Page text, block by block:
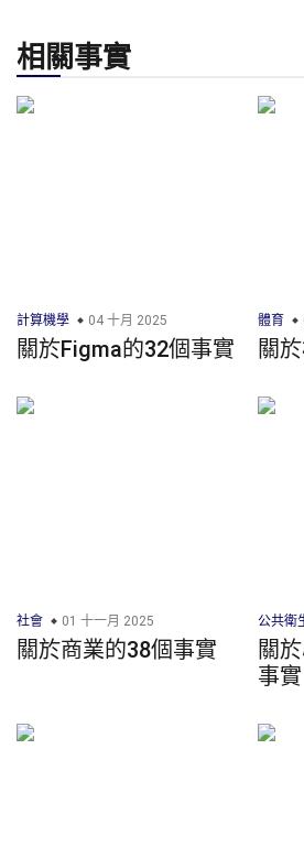
相關事實
計算機學 04 十月 2025
關於Figma的32個事實
體育
關
社會 01 十一月 2025
關於商業的38個事實
公共衛
關
事實